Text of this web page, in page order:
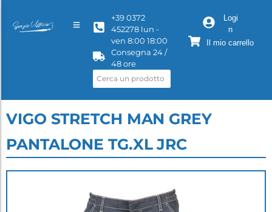
+39 0372
452278 lun -
ven 8:00 18:00
Consegna 24 /
48 ore
Logi
n
Il mio carrello
VIGO STRETCH MAN GREY
PANTALONE TG.XL JRC